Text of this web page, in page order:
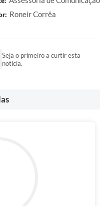
Roneir Corrêa
Seja o primeiro a curtir esta
notícia.